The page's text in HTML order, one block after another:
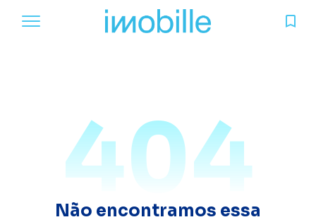
404
Não encontramos essa